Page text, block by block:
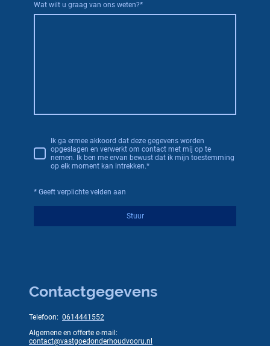
Wat wilt u graag van ons weten?*
Ik ga ermee akkoord dat deze gegevens worden
opgeslagen en verwerkt om contact met mij op te
nemen. Ik ben me ervan bewust dat ik mijn toestemming
op elk moment kan intrekken.*
* Geeft verplichte velden aan
Stuur
Contactgegevens
Telefoon: 0614441552
Algemene en offerte e-mail:
contact@vastgoedonderhoudvooru.nl